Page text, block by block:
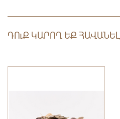
ԴՈւՔ ԿԱՐՈՂ ԵՔ ՀԱՎԱՆԵԼ